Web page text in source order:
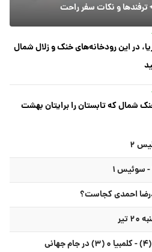
ترفندها و نکات سفر راحت
در این رودخانه‌های خنک و زلال شمال
شمال که تابستان را برایتان بهشت
احمدی کجاست؟